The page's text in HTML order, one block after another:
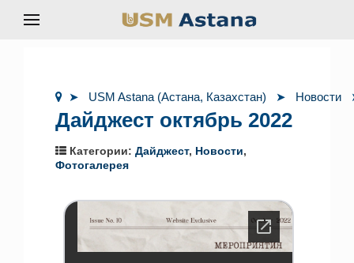
USM Astana (Астана, Казахстан) Новости
Дайджест октябрь 2022
Категории: Дайджест, Новости,
Фотогалерея